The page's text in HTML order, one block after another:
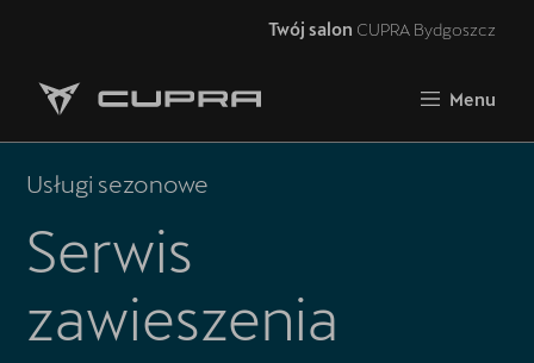
Twój salon CUPRA Bydgoszcz
Menu
Strona główna
RAVAL
Oferta i aktualności
Samochody dostępne od ręki
Usługi sezonowe
Serwis
zawieszenia